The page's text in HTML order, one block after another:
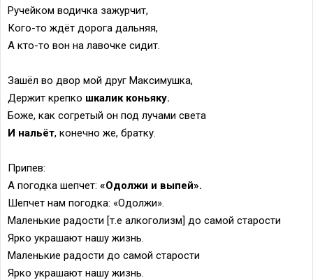
Ручейком водичка зажурчит,
Кого-то ждёт дорога дальняя,
А кто-то вон на лавочке сидит.
Зашёл во двор мой друг Максимушка,
Держит крепко шкалик коньяку.
Боже, как согретый он под лучами света
И нальёт, конечно же, братку.
Припев:
А погодка шепчет: «Одолжи и выпей».
Шепчет нам погодка: «Одолжи».
Маленькие радости [т.е алкоголизм] до самой старости
Ярко украшают нашу жизнь.
Маленькие радости до самой старости
Ярко украшают нашу жизнь.